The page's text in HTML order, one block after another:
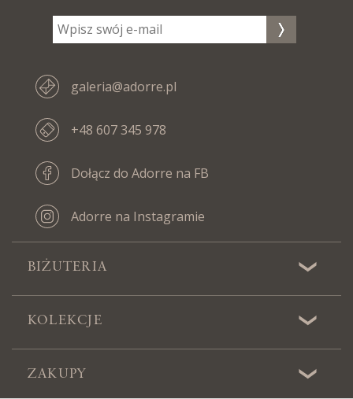
galeria@adorre.pl
+48 607 345 978
Dołącz do Adorre na FB
Adorre na Instagramie
BIŻUTERIA
KOLEKCJE
ZAKUPY